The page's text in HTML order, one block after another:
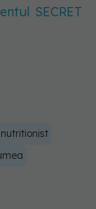
SECRET
nutritionist